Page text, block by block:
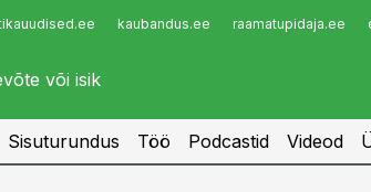
kaubandus.ee raamatupidaja.ee
Infopank
Sisuturundus Töö Podcastid Videod